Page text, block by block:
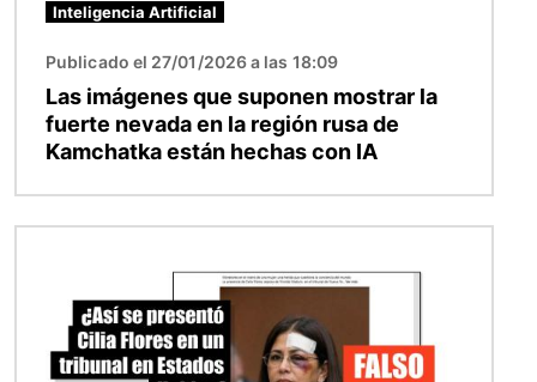
Inteligencia Artificial
Publicado el 27/01/2026 a las 18:09
Las imágenes que suponen mostrar la
fuerte nevada en la región rusa de
Kamchatka están hechas con IA